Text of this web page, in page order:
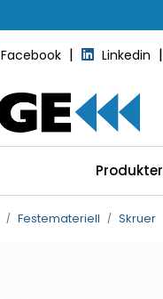
Facebook | Linkedin |
Produkter
Festemateriell Skruer